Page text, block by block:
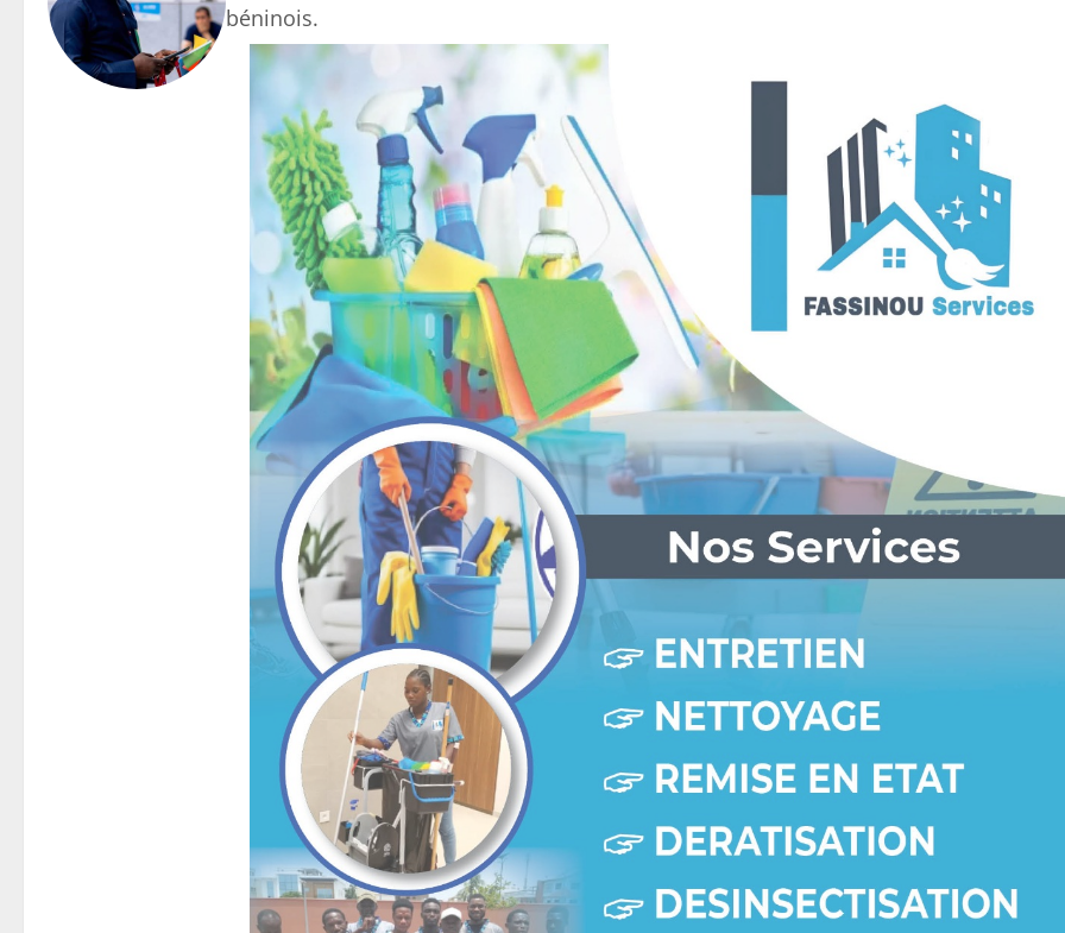
béninois.